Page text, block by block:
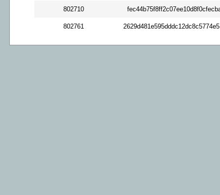
802710
802761